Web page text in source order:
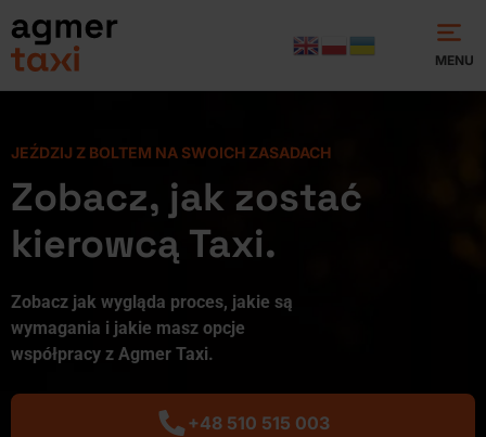
MENU
JEŹDZIJ Z BOLTEM NA SWOICH ZASADACH
Zobacz, jak zostać
kierowcą Taxi.
Zobacz jak wygląda proces, jakie są
wymagania i jakie masz opcje
współpracy z Agmer Taxi.
+48 510 515 003